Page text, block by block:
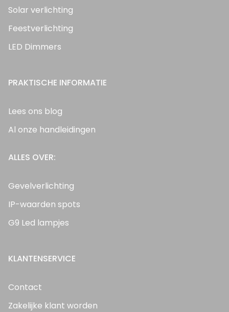
Solar verlichting
Feestverlichting
LED Dimmers
PRAKTISCHE INFORMATIE
Lees ons blog
Al onze handleidingen
ALLES OVER:
Gevelverlichting
IP-waarden spots
G9 Led lampjes
KLANTENSERVICE
Contact
Zakelijke klant worden